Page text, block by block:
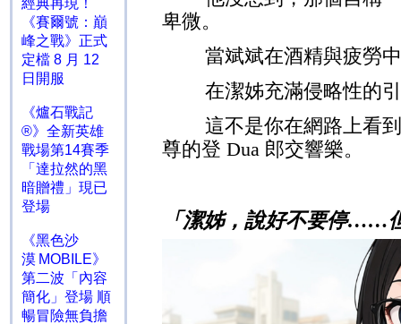
經典再現！
《賽爾號：巔
峰之戰》正式
定檔 8 月 12
日開服
《爐石戰記
®》全新英雄
戰場第14賽季
「達拉然的黑
暗贈禮」現已
登場
《黑色沙
漠 MOBILE》
第二波「內容
簡化」登場 順
暢冒險無負擔
卑微。
當斌斌在酒精與疲勞
在潔姊充滿侵略性的
這不是你在網路上看
尊的登 Dua 郎交響樂。
「潔姊，說好不要停……